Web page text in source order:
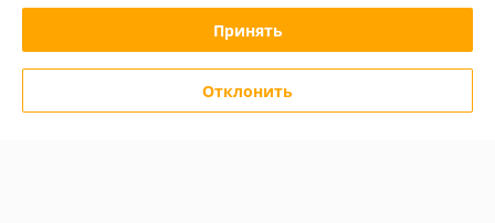
Доставка и оплата
Принять
Отклонить